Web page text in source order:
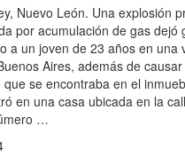
Nuevo León. Una explosión
por acumulación de gas dejó
a un joven de 23 años en una
Aires, además de
que se encontraba en el
en una casa ubicada en la
…